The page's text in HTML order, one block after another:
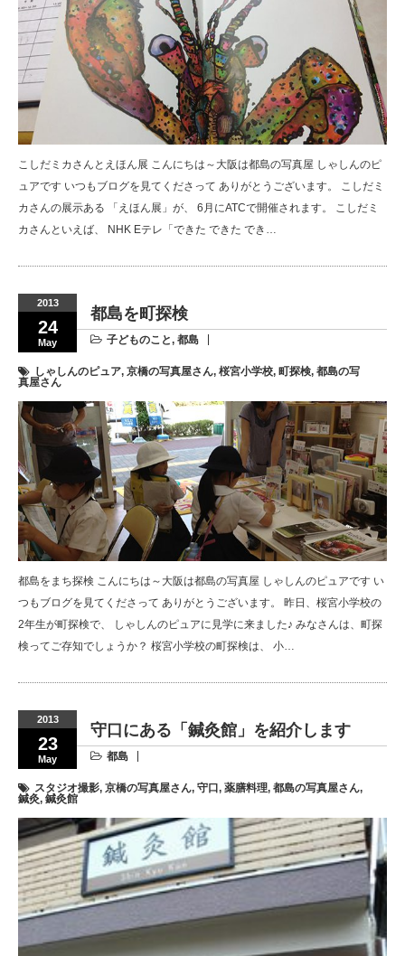
こしだミカさんとえほん展 こんにちは～大阪は都島の写真屋 しゃしんのピ
ュアです いつもブログを見てくださって ありがとうございます。 こしだミ
カさんの展示ある 「えほん展」が、 6月にATCで開催されます。 こしだミ
カさんといえば、 NHK Eテレ「できた できた でき…
2013
24
May
都島を町探検
子どものこと, 都島
しゃしんのピュア, 京橋の写真屋さん, 桜宮小学校, 町探検, 都島の写
真屋さん
都島をまち探検 こんにちは～大阪は都島の写真屋 しゃしんのピュアです い
つもブログを見てくださって ありがとうございます。 昨日、桜宮小学校の
2年生が町探検で、 しゃしんのピュアに見学に来ました♪ みなさんは、町探
検ってご存知でしょうか？ 桜宮小学校の町探検は、 小…
2013
23
May
守口にある「鍼灸館」を紹介します
都島
スタジオ撮影, 京橋の写真屋さん, 守口, 薬膳料理, 都島の写真屋さん,
鍼灸, 鍼灸館